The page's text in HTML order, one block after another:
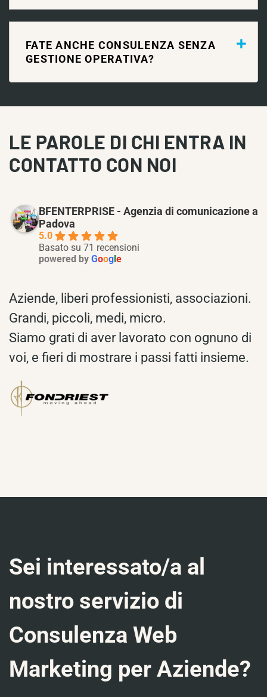
FATE ANCHE CONSULENZA SENZA
GESTIONE OPERATIVA?
LE PAROLE DI CHI ENTRA IN
CONTATTO CON NOI
BFENTERPRISE - Agenzia di comunicazione a
Padova
5.0
Basato su 71 recensioni
powered by Google
Aziende, liberi professionisti, associazioni.
Grandi, piccoli, medi, micro.
Siamo grati di aver lavorato con ognuno di
voi, e fieri di mostrare i passi fatti insieme.
Sei interessato/a al
nostro servizio di
Consulenza Web
Marketing per Aziende?